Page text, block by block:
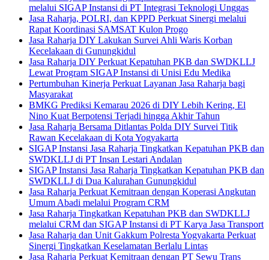
melalui SIGAP Instansi di PT Integrasi Teknologi Unggas
Jasa Raharja, POLRI, dan KPPD Perkuat Sinergi melalui
Rapat Koordinasi SAMSAT Kulon Progo
Jasa Raharja DIY Lakukan Survei Ahli Waris Korban
Kecelakaan di Gunungkidul
Jasa Raharja DIY Perkuat Kepatuhan PKB dan SWDKLLJ
Lewat Program SIGAP Instansi di Unisi Edu Medika
Pertumbuhan Kinerja Perkuat Layanan Jasa Raharja bagi
Masyarakat
BMKG Prediksi Kemarau 2026 di DIY Lebih Kering, El
Nino Kuat Berpotensi Terjadi hingga Akhir Tahun
Jasa Raharja Bersama Ditlantas Polda DIY Survei Titik
Rawan Kecelakaan di Kota Yogyakarta
SIGAP Instansi Jasa Raharja Tingkatkan Kepatuhan PKB dan
SWDKLLJ di PT Insan Lestari Andalan
SIGAP Instansi Jasa Raharja Tingkatkan Kepatuhan PKB dan
SWDKLLJ di Dua Kalurahan Gunungkidul
Jasa Raharja Perkuat Kemitraan dengan Koperasi Angkutan
Umum Abadi melalui Program CRM
Jasa Raharja Tingkatkan Kepatuhan PKB dan SWDKLLJ
melalui CRM dan SIGAP Instansi di PT Karya Jasa Transport
Jasa Raharja dan Unit Gakkum Polresta Yogyakarta Perkuat
Sinergi Tingkatkan Keselamatan Berlalu Lintas
Jasa Raharja Perkuat Kemitraan dengan PT Sewu Trans